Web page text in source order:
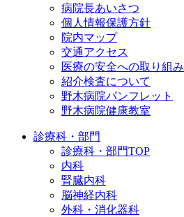
病院長あいさつ
個人情報保護方針
院内マップ
交通アクセス
医療の安全への取り組み
紹介検査について
野木病院パンフレット
野木病院健康教室
診療科・部門
診療科・部門TOP
内科
腎臓内科
脳神経内科
外科・消化器科